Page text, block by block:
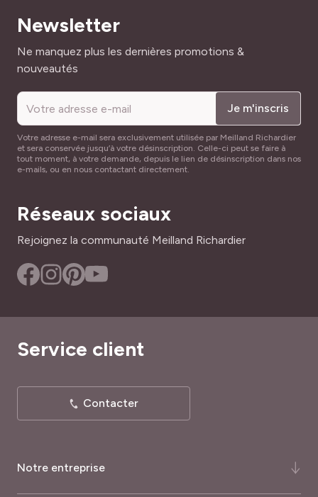
Newsletter
Adresse mail
Ne manquez plus les dernières promotions &
nouveautés
Je m'inscris
Votre adresse e-mail sera exclusivement utilisée par Meilland Richardier
et sera conservée jusqu’à votre désinscription. Celle-ci peut se faire à
tout moment, à votre demande, depuis le lien de désinscription dans nos
e-mails, ou en nous contactant directement.
Réseaux sociaux
Rejoignez la communauté Meilland Richardier
Notre entreprise
Service client
Contacter